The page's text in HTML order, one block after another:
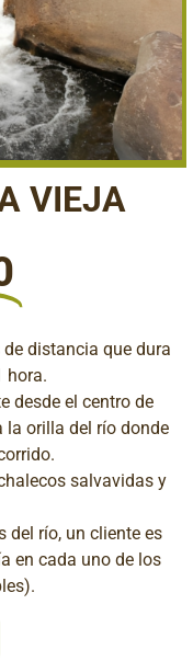
VIEJA
distancia que dura
hora.
desde el centro de
la orilla del río donde
salvavidas y
del río, un cliente es
en cada uno de los